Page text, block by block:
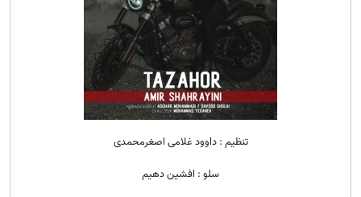
تنظیم : داوود غلامی اصغرمحمدی
سلو : افشین دهیم